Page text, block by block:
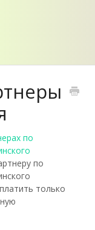
по
по
только